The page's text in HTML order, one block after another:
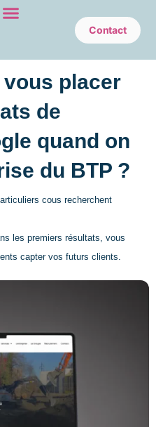
Contact
placer
de
quand on
du BTP ?
cous recherchent
les premiers résultats, vous
capter vos futurs clients.